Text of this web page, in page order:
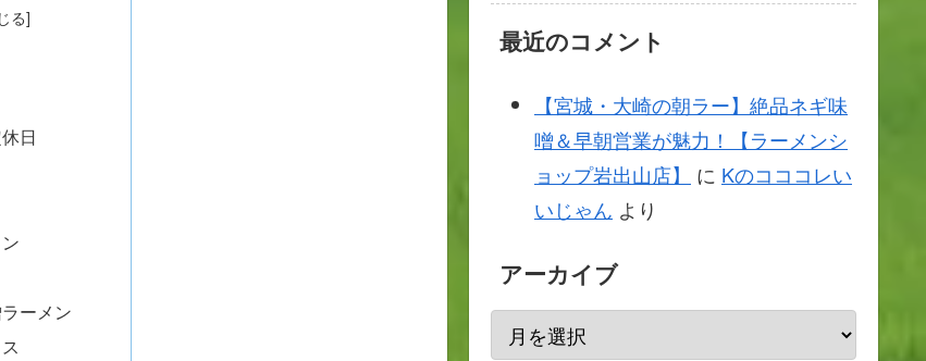
日
ーメン
最近のコメント
【宮城・大崎の朝ラー】絶品ネギ味
噌＆早朝営業が魅力！【ラーメンシ
ョップ岩出山店】
に Kのコココレい
いじゃん より
アーカイブ